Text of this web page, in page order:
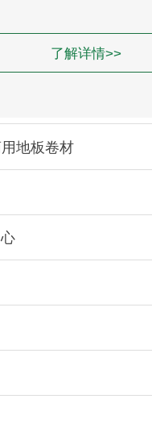
了解详情>>
地板卷材